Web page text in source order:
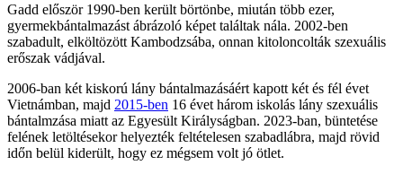
Gadd először 1990-ben került börtönbe, miután több ezer,
gyermekbántalmazást ábrázoló képet találtak nála. 2002-ben
szabadult, elköltözött Kambodzsába, onnan kitoloncolták szexuális
erőszak vádjával.
2006-ban két kiskorú lány bántalmazásáért kapott két és fél évet
Vietnámban, majd 2015-ben 16 évet három iskolás lány szexuális
bántalmzása miatt az Egyesült Királyságban. 2023-ban, büntetése
felének letöltésekor helyezték feltételesen szabadlábra, majd rövid
időn belül kiderült, hogy ez mégsem volt jó ötlet.